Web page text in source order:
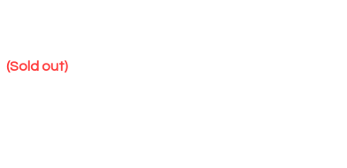
(Sold out)